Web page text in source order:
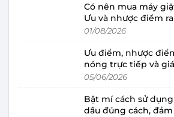
Có nên mua máy
Ưu và nhược điểm ra
01/08/2026
Ưu điểm, nhược
nóng trực tiếp và
05/06/2026
Bật mí cách sử
dầu đúng cách,